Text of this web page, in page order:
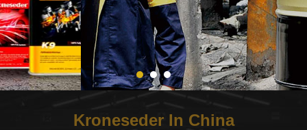
Kroneseder In China